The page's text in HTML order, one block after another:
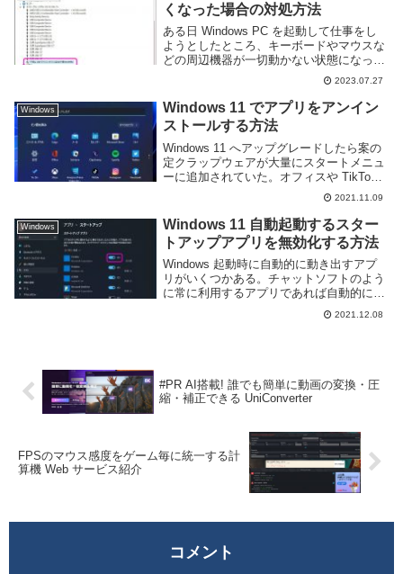
くなった場合の対処方法
ある日 Windows PC を起動して仕事をし
ようとしたところ、キーボードやマウスな
どの周辺機器が一切動かない状態になって
しまった。よく確認してみると Bluetooth
に問題があり、Bluetooth 接続している全
ての機器が動作でき...
2023.07.27
Windows
Windows 11 でアプリをアンイン
ストールする方法
Windows 11 へアップグレードしたら案の
定クラップウェアが大量にスタートメニュ
ーに追加されていた。オフィスや TikTok,
Instagram など不要なものが置いてある。
こういう使わないものを PC にインストー
ルしていると余分...
2021.11.09
Windows
Windows 11 自動起動するスター
トアップアプリを無効化する方法
Windows 起動時に自動的に動き出すアプ
リがいくつかある。チャットソフトのよう
に常に利用するアプリであれば自動的に起
動してくれると自分で動かす手間が省けて
便利ではあるが、アプリによっては勝手に
2021.12.08
#PR AI搭載! 誰でも簡単に動画の変換・圧
縮・補正できる UniConverter
FPSのマウス感度をゲーム毎に統一する計
算機 Web サービス紹介
コメント